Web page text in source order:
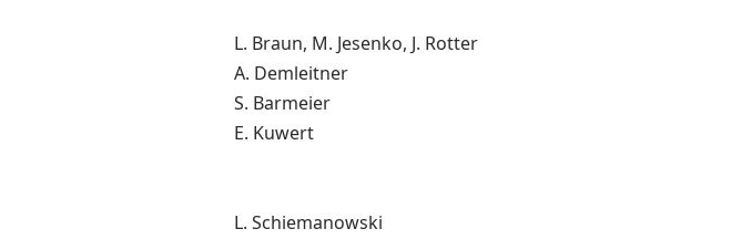
L. Braun, M. Jesenko, J. Rotter
A. Demleitner
S. Barmeier
E. Kuwert
L. Schiemanowski